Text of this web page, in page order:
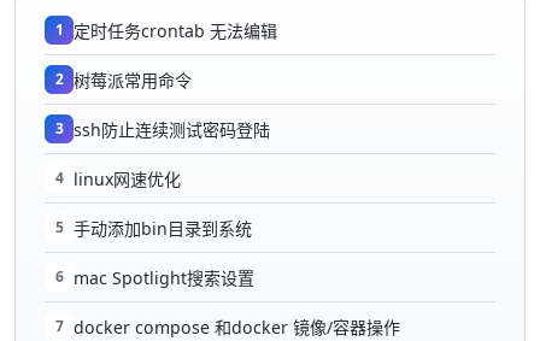
1 定时任务crontab 无法编辑
2 树莓派常用命令
3 ssh防止连续测试密码登陆
4 linux网速优化
5 手动添加bin目录到系统
6 mac Spotlight搜索设置
7 docker compose 和docker 镜像/容器操作